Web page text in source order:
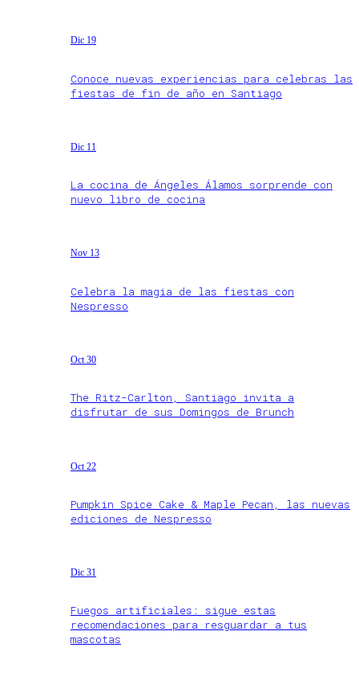
Dic 19
Conoce nuevas experiencias para celebras las
fiestas de fin de año en Santiago
Dic 11
La cocina de Ángeles Álamos sorprende con
nuevo libro de cocina
Nov 13
Celebra la magia de las fiestas con
Nespresso
Oct 30
The Ritz-Carlton, Santiago invita a
disfrutar de sus Domingos de Brunch
Oct 22
Pumpkin Spice Cake & Maple Pecan, las nuevas
ediciones de Nespresso
Dic 31
Fuegos artificiales: sigue estas
recomendaciones para resguardar a tus
mascotas